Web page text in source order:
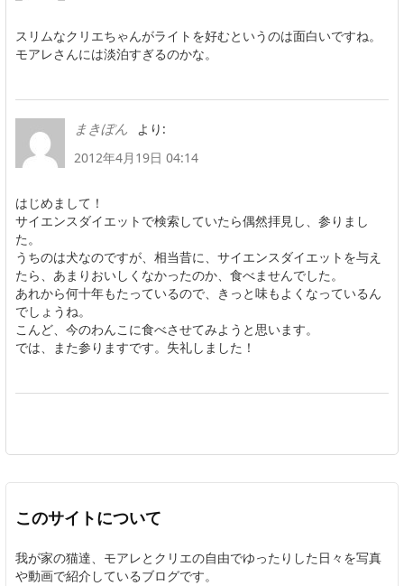
スリムなクリエちゃんがライトを好むというのは面白いですね。
モアレさんには淡泊すぎるのかな。
まきぽん
より:
2012年4月19日 04:14
はじめまして！
サイエンスダイエットで検索していたら偶然拝見し、参りまし
た。
うちのは犬なのですが、相当昔に、サイエンスダイエットを与え
たら、あまりおいしくなかったのか、食べませんでした。
あれから何十年もたっているので、きっと味もよくなっているん
でしょうね。
こんど、今のわんこに食べさせてみようと思います。
では、また参りますです。失礼しました！
このサイトについて
我が家の猫達、モアレとクリエの自由でゆったりした日々を写真
や動画で紹介しているブログです。